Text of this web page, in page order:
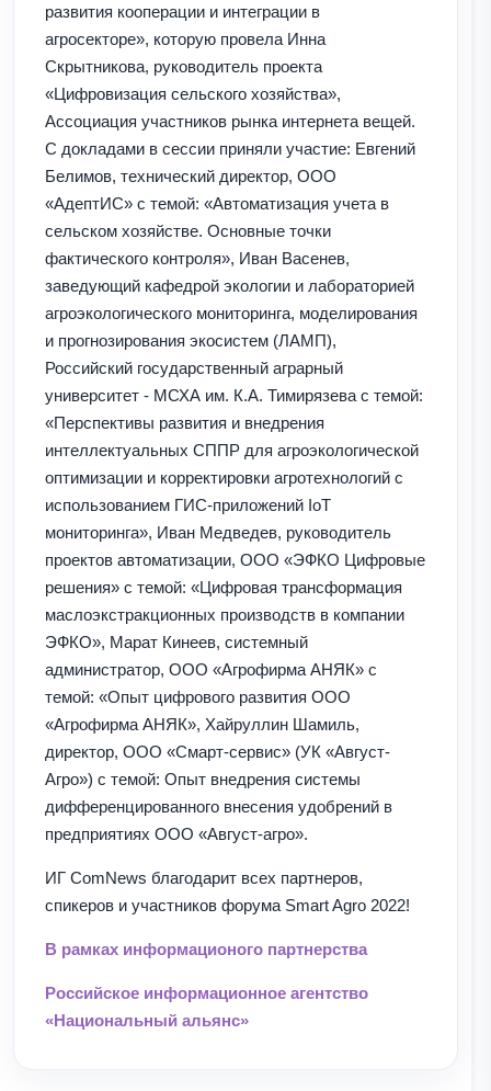
развития кооперации и интеграции в
агросекторе», которую провела Инна
Скрытникова, руководитель проекта
«Цифровизация сельского хозяйства»,
Ассоциация участников рынка интернета вещей.
С докладами в сессии приняли участие: Евгений
Белимов, технический директор, ООО
«АдептИС» с темой: «Автоматизация учета в
сельском хозяйстве. Основные точки
фактического контроля», Иван Васенев,
заведующий кафедрой экологии и лабораторией
агроэкологического мониторинга, моделирования
и прогнозирования экосистем (ЛАМП),
Российский государственный аграрный
университет - МСХА им. К.А. Тимирязева с темой:
«Перспективы развития и внедрения
интеллектуальных СППР для агроэкологической
оптимизации и корректировки агротехнологий с
использованием ГИС-приложений IoT
мониторинга», Иван Медведев, руководитель
проектов автоматизации, ООО «ЭФКО Цифровые
решения» с темой: «Цифровая трансформация
маслоэкстракционных производств в компании
ЭФКО», Марат Кинеев, системный
администратор, ООО «Агрофирма АНЯК» с
темой: «Опыт цифрового развития ООО
«Агрофирма АНЯК», Хайруллин Шамиль,
директор, ООО «Смарт-сервис» (УК «Август-
Агро») с темой: Опыт внедрения системы
дифференцированного внесения удобрений в
предприятиях ООО «Август-агро».
ИГ ComNews благодарит всех партнеров,
спикеров и участников форума Smart Agro 2022!
В рамках информационого партнерства
Российское информационное агентство
«Национальный альянс»